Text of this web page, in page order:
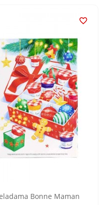

Bonne Maman